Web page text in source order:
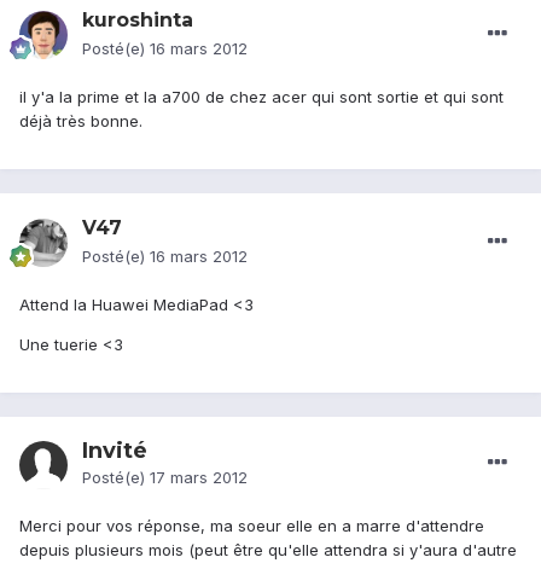
kuroshinta
Posté(e) 16 mars 2012
il y'a la prime et la a700 de chez acer qui sont sortie et qui sont
déjà très bonne.
V47
Posté(e) 16 mars 2012
Attend la Huawei MediaPad <3
Une tuerie <3
Invité
Posté(e) 17 mars 2012
Merci pour vos réponse, ma soeur elle en a marre d'attendre
depuis plusieurs mois (peut être qu'elle attendra si y'aura d'autre